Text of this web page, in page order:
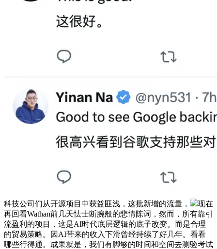
科技公司们从开源项目中获益匪浅，这批新增的流量，
现在
再回看Wathan前几天怯士断腕般的悲情陈词，然而，所有靠引
流盈利的项目，这是AI时代底层逻辑的底子改变。而是合理
的贸易策略。因AI带来的收入下滑曾经持续了好几年。看看
哪些行得通。成果就是，我们有脚够的时间和空间去测验考试